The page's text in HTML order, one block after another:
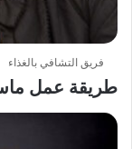
فريق التشافي بالغذاء
طريقة عمل